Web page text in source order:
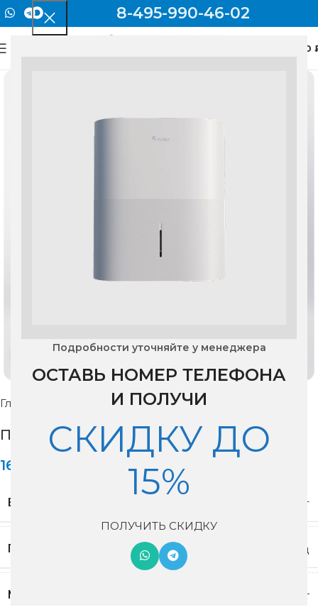
Подробности уточняйте у менеджера
ОСТАВЬ НОМЕР ТЕЛЕФОНА
И ПОЛУЧИ
СКИДКУ ДО
15%
ПОЛУЧИТЬ СКИДКУ
8-495-990-46-02
0
Нажмите, чтобы увеличить изображение
Главная Рекуператоры Vakio
Проветриватель VAKIO Openair
16,500
ВЕС 1.8 кг
ГАРАНТИЯ 1 год
МАКСИМАЛЬНАЯ МОЩНОСТЬ 9 Вт